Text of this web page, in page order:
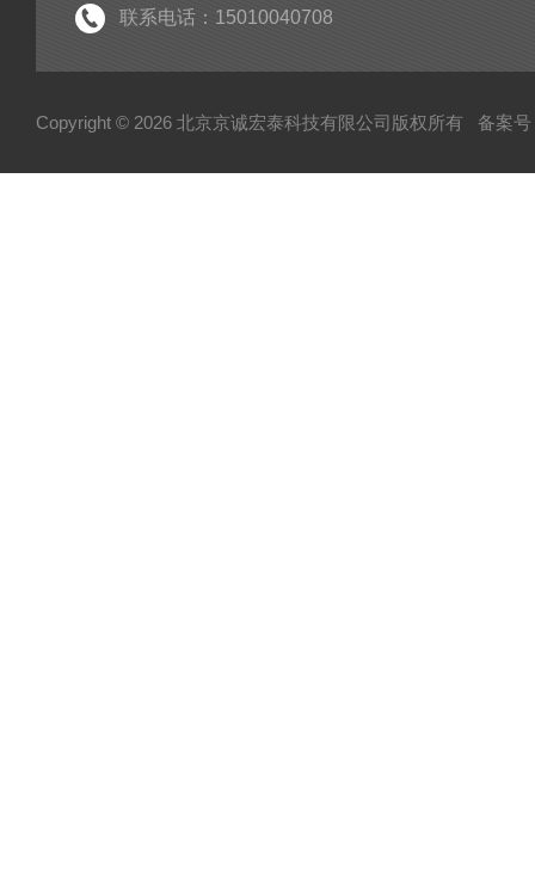
联系电话：15010040708
Copyright © 2026 北京京诚宏泰科技有限公司版权所有 备案号